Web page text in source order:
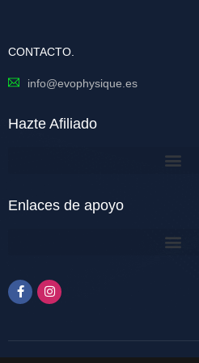
CONTACTO.
info@evophysique.es
Hazte Afiliado
Enlaces de apoyo